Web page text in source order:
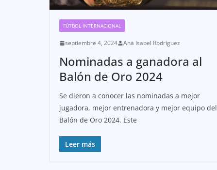
FÚTBOL INTERNACIONAL
septiembre 4, 2024 Ana Isabel Rodríguez
Nominadas a ganadora al
Balón de Oro 2024
Se dieron a conocer las nominadas a mejor
jugadora, mejor entrenadora y mejor equipo del
Balón de Oro 2024. Este
Leer más